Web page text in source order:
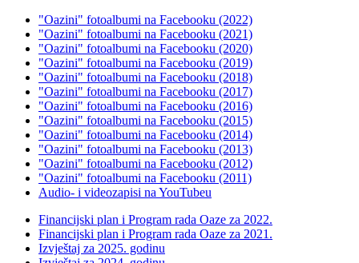
"Oazini" fotoalbumi na Facebooku (2022)
"Oazini" fotoalbumi na Facebooku (2021)
"Oazini" fotoalbumi na Facebooku (2020)
"Oazini" fotoalbumi na Facebooku (2019)
"Oazini" fotoalbumi na Facebooku (2018)
"Oazini" fotoalbumi na Facebooku (2017)
"Oazini" fotoalbumi na Facebooku (2016)
"Oazini" fotoalbumi na Facebooku (2015)
"Oazini" fotoalbumi na Facebooku (2014)
"Oazini" fotoalbumi na Facebooku (2013)
"Oazini" fotoalbumi na Facebooku (2012)
"Oazini" fotoalbumi na Facebooku (2011)
Audio- i videozapisi na YouTubeu
Financijski plan i Program rada Oaze za 2022.
Financijski plan i Program rada Oaze za 2021.
Izvještaj za 2025. godinu